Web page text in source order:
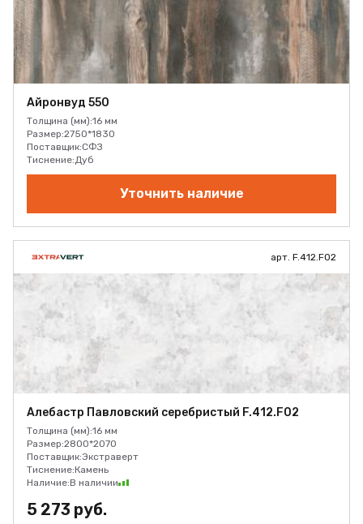
Айронвуд 550
Толщина (мм):16 мм
Размер:2750*1830
Поставщик:СФЗ
Тиснение:Дуб
Уточнить наличие
арт. F.412.F02
Алебастр Павловский серебристый F.412.F02
Толщина (мм):16 мм
Размер:2800*2070
Поставщик:Экстраверт
Тиснение:Камень
Наличие:В наличии
5 273 руб.